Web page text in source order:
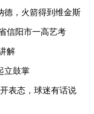
德，火箭得到维金斯
信阳市一高艺考
解
立鼓掌
表态，球迷有话说